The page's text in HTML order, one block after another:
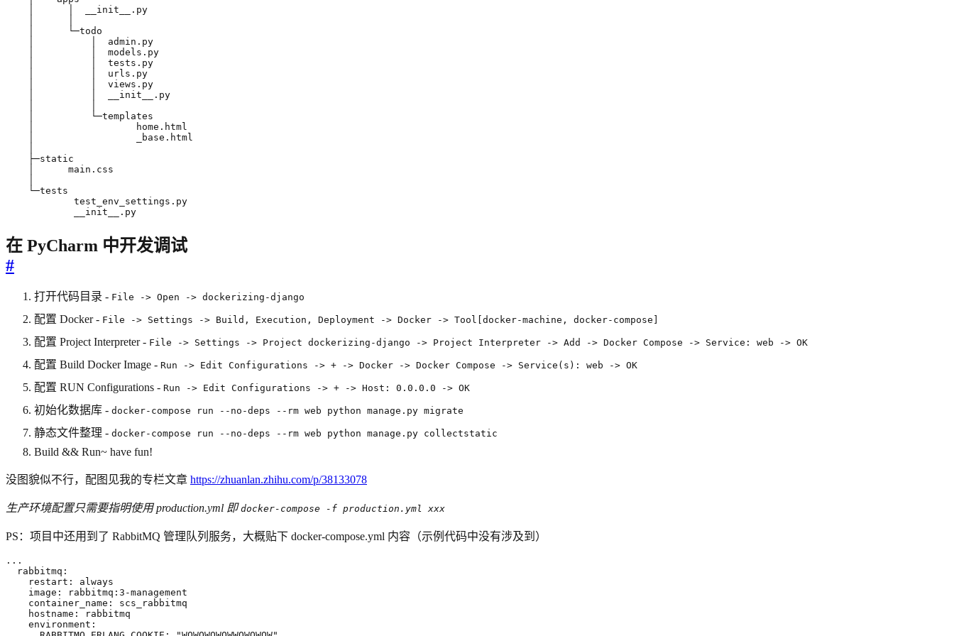
            __init__.py
在 PyCharm 中开发调试
#
打开代码目录 - File -> Open -> dockerizing-django
配置 Docker - File -> Settings -> Build, Execution, Deployment -> Docker -> Tool[docker-machine, docker-compose]
配置 Project Interpreter - File -> Settings -> Project dockerizing-django -> Project Interpreter -> Add -> Docker Compose -> Service: web -> OK
配置 Build Docker Image - Run -> Edit Configurations -> + -> Docker -> Docker Compose -> Service(s): web -> OK
配置 RUN Configurations - Run -> Edit Configurations -> + -> Host: 0.0.0.0 -> OK
初始化数据库 - docker-compose run --no-deps --rm web python manage.py migrate
静态文件整理 - docker-compose run --no-deps --rm web python manage.py collectstatic
Build && Run~ have fun!
没图貌似不行，配图见我的专栏文章 https://zhuanlan.zhihu.com/p/38133078
生产环境配置只需要指明使用 production.yml 即docker-compose -f production.yml xxx
PS：项目中还用到了 RabbitMQ 管理队列服务，大概贴下 docker-compose.yml 内容（示例代码中没有涉及到）
...
rabbitmq :
restart :
always
image :
rabbitmq:3-management
container_name :
scs_rabbitmq
hostname :
rabbitmq
environment :